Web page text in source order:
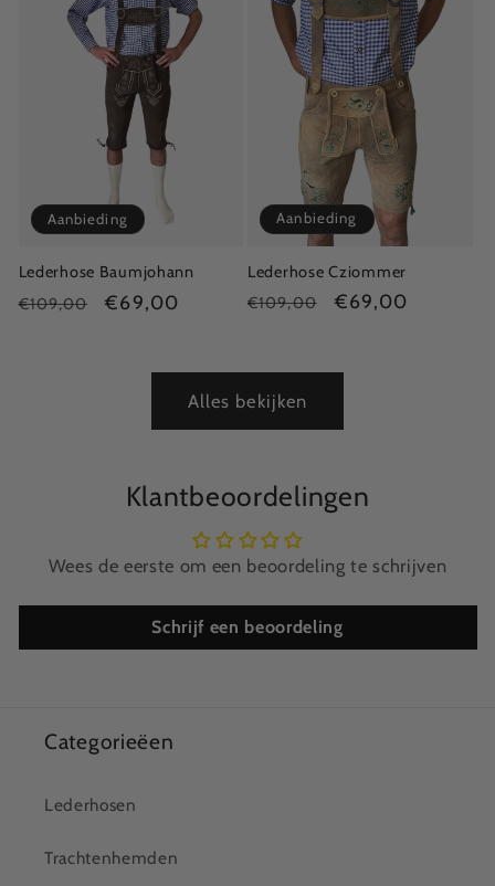
Aanbieding
Lederhose Baumjohann
Normale
€109,00 Aanbiedingsprijs
€69,00
Aanbieding
Lederhose Cziommer
Normale
€109,00 Aanbiedingsprijs
€69,00
Alles bekijken
Klantbeoordelingen
Wees de eerste om een beoordeling te schrijven
Schrijf een beoordeling
Categorieëen
Lederhosen
Trachtenhemden